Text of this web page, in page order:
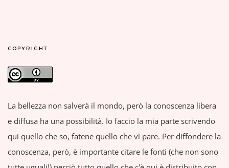
COPYRIGHT
La bellezza non salverà il mondo, però la conoscenza libera
e diffusa ha una possibilità. Io faccio la mia parte scrivendo
qui quello che so, fatene quello che vi pare. Per diffondere la
conoscenza, però, è importante citare le fonti (che non sono